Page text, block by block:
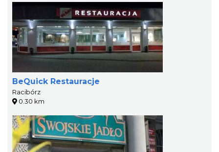
BeQuick Restauracje
Racibórz
0.30 km